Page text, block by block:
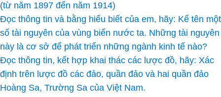
(từ năm 1897 đến năm 1914)
Đọc thông tin và bằng hiểu biết của em, hãy: Kể tên một
số tài nguyên của vùng biển nước ta. Những tài nguyên
này là cơ sở để phát triển những ngành kinh tế nào?
Đọc thông tin, kết hợp khai thác các lược đồ, hãy: Xác
định trên lược đồ các đảo, quần đảo và hai quần đảo
Hoàng Sa, Trường Sa của Việt Nam.